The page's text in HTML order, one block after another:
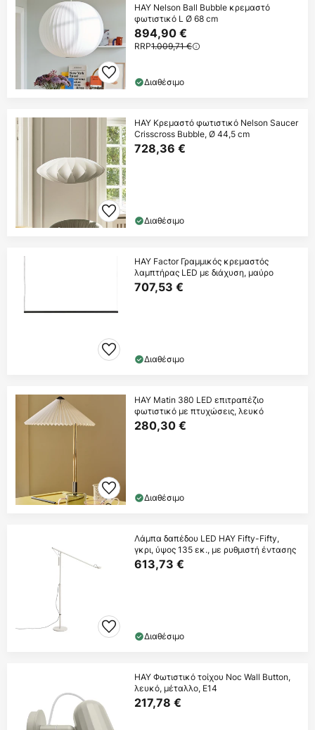
HAY Nelson Ball Bubble κρεμαστό
φωτιστικό L Ø 68 cm
894,90 €
RRP1.009,71 €
Διαθέσιμο
HAY Κρεμαστό φωτιστικό Nelson Saucer
Crisscross Bubble, Ø 44,5 cm
728,36 €
Διαθέσιμο
HAY Factor Γραμμικός κρεμαστός
λαμπτήρας LED με διάχυση, μαύρο
707,53 €
Διαθέσιμο
HAY Matin 380 LED επιτραπέζιο
φωτιστικό με πτυχώσεις, λευκό
280,30 €
Διαθέσιμο
Λάμπα δαπέδου LED HAY Fifty-Fifty,
γκρι, ύψος 135 εκ., με ρυθμιστή έντασης
613,73 €
Διαθέσιμο
HAY Φωτιστικό τοίχου Noc Wall Button,
λευκό, μέταλλο, E14
217,78 €